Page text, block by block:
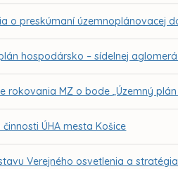
o preskúmaní územnoplánovacej
hospodársko – sídelnej
rokovania MZ o bode „Územný
ÚHA mesta Košice
Verejného osvetlenia a